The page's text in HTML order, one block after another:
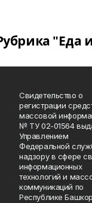
"Еда
Свидетельство о
регистрации
массовой
№ ТУ 02-01564
Управлением
Федеральной
надзору в сфере
информационных
технологий и
коммуникаций по
Республике